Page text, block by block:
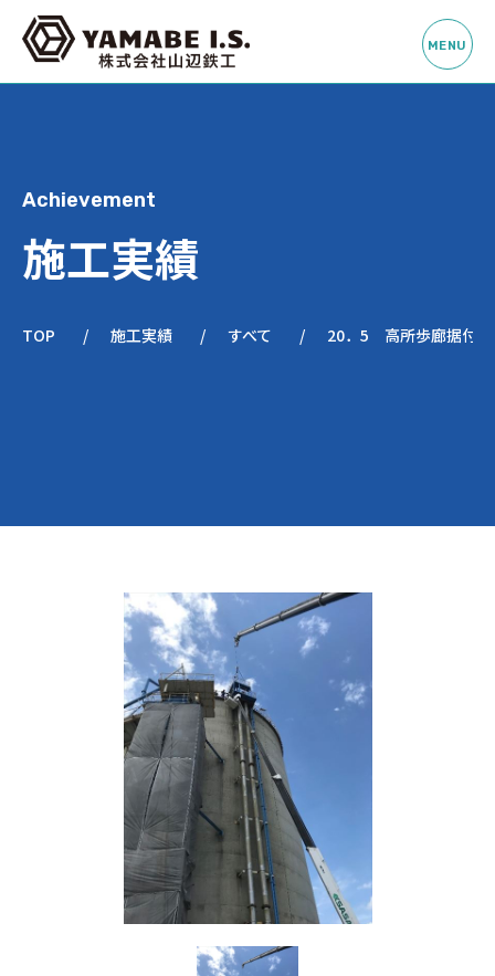
Achievement
施工実績
TOP 施工実績 すべて 20．5 高所歩廊据付